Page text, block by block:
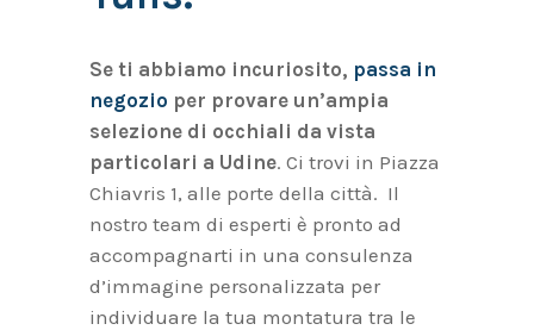
Se ti abbiamo incuriosito, passa in
negozio per provare un’ampia
selezione di occhiali da vista
particolari a Udine. Ci trovi in Piazza
Chiavris 1, alle porte della città. Il
nostro team di esperti è pronto ad
accompagnarti in una consulenza
d’immagine personalizzata per
individuare la tua montatura tra le